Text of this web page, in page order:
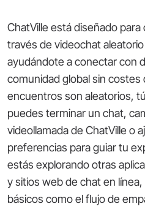
ChatVille está diseñado
través de videochat
ayudándote a conectar con
comunidad global sin costes
encuentros son aleatorios,
puedes terminar un chat,
videollamada de ChatVille o
preferencias para guiar tu
estás explorando otras
y sitios web de chat en
básicos como el flujo de